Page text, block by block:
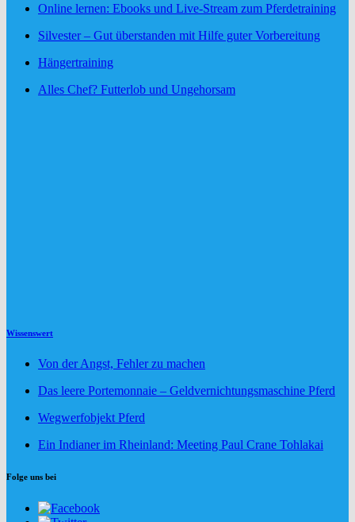
Online lernen: Ebooks und Live-Stream zum Pferdetraining
Silvester – Gut überstanden mit Hilfe guter Vorbereitung
Hängertraining
Alles Chef? Futterlob und Ungehorsam
Wissenswert
Von der Angst, Fehler zu machen
Das leere Portemonnaie – Geldvernichtungsmaschine Pferd
Wegwerfobjekt Pferd
Ein Indianer im Rheinland: Meeting Paul Crane Tohlakai
Folge uns bei